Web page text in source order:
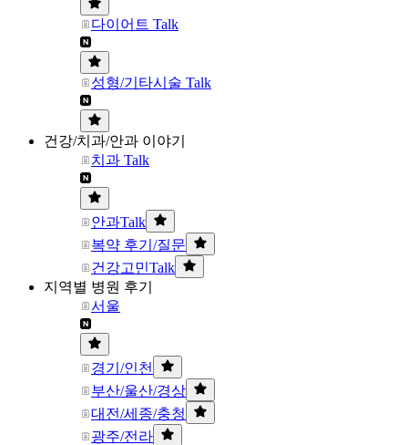
다이어트 Talk
성형/기타시술 Talk
건강/치과/안과 이야기
치과 Talk
안과Talk
복약 후기/질문
건강고민Talk
지역별 병원 후기
서울
경기/인천
부산/울산/경상
대전/세종/충청
광주/전라